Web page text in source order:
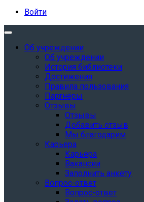
Войти
Об учреждении
Об учреждении
История библиотеки
Достижения
Правила пользования
Партнёры
Отзывы
Отзывы
Добавить отзыв
Мы благодарим
Карьера
Карьера
Вакансии
Заполнить анкету
Вопрос-ответ
Вопрос-ответ